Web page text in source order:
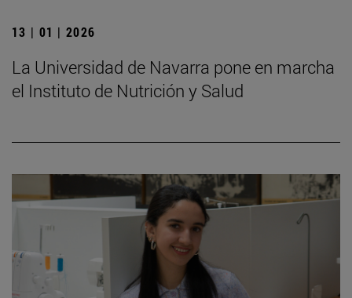
13 | 01 | 2026
La Universidad de Navarra pone en marcha
el Instituto de Nutrición y Salud